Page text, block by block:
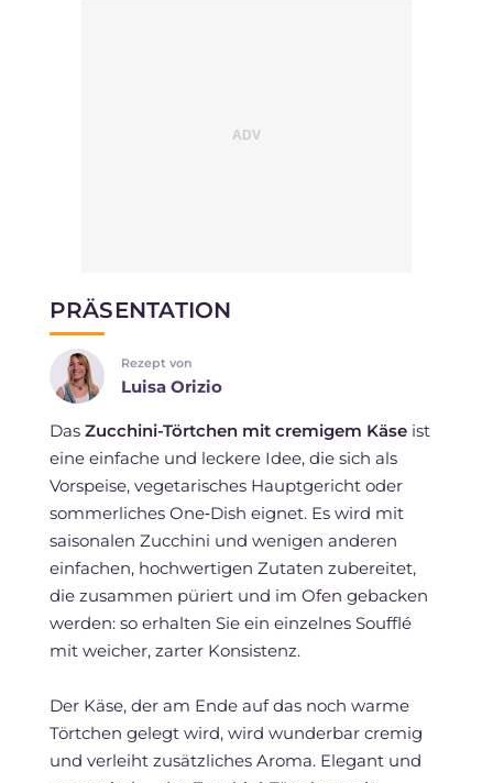
PRÄSENTATION
Rezept von
Luisa Orizio
Das Zucchini-Törtchen mit cremigem Käseist
eine einfache und leckere Idee, die sich als
Vorspeise, vegetarisches Hauptgericht oder
sommerliches One‑Dish eignet. Es wird mit
saisonalen Zucchini und wenigen anderen
einfachen, hochwertigen Zutaten zubereitet,
die zusammen püriert und im Ofen gebacken
werden: so erhalten Sie ein einzelnes Soufflé
mit weicher, zarter Konsistenz.
Der Käse, der am Ende auf das noch warme
Törtchen gelegt wird, wird wunderbar cremig
und verleiht zusätzliches Aroma. Elegant und